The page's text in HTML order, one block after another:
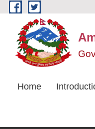
Skip to main content
Home